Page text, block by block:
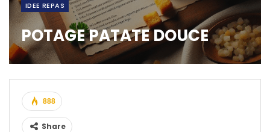
IDEE REPAS
POTAGE PATATE DOUCE
888
Share